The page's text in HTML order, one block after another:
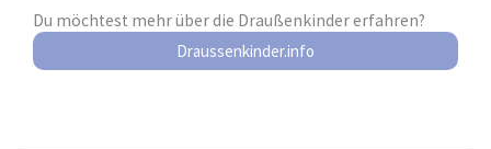
Du möchtest mehr über die Draußenkinder erfahren?
Draussenkinder.info